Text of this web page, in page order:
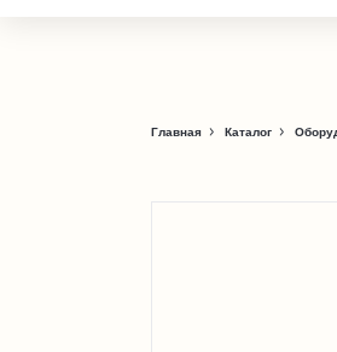
Главная Каталог